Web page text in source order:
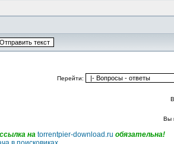
Перейти:
Вы
на torrentpier-download.ru обязательна!